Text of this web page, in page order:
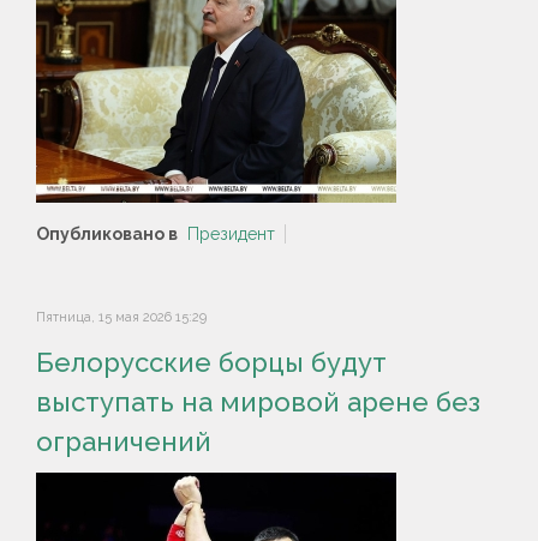
Опубликовано в Президент
Пятница, 15 мая 2026 15:29
Белорусские борцы будут
выступать на мировой арене без
ограничений